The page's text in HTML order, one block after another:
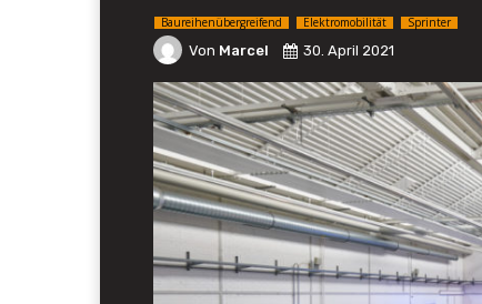
Baureihenübergreifend Elektromobilität Sprinter
Von Marcel 30. April 2021